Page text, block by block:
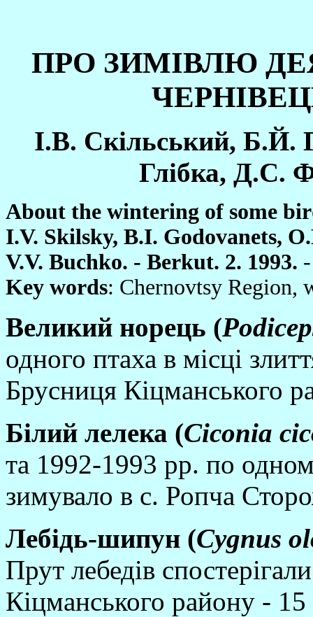
ПРО ЗИМIВЛЮ
I.В. Скiльський, Б.Й.
Глiбка, Д.С.
About the wintering of some
I.V. Skilsky, B.I. Godovanets,
V.V. Buchko. - Berkut. 2. 1993.
Key words: Chernovtsy Region,
Великий норець (
одного птаха в мiсцi
Брусниця Кiцманського
Бiлий лелека (Ciconia
та 1992-1993 рр. по
зимувало в с. Ропча
Лебiдь-шипун (Cygnus
Прут лебедiв
Кiцманського району -